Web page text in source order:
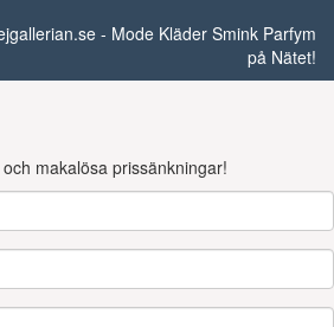
- Mode Kläder Smink Parfym
på Nätet!
makalösa prissänkningar!